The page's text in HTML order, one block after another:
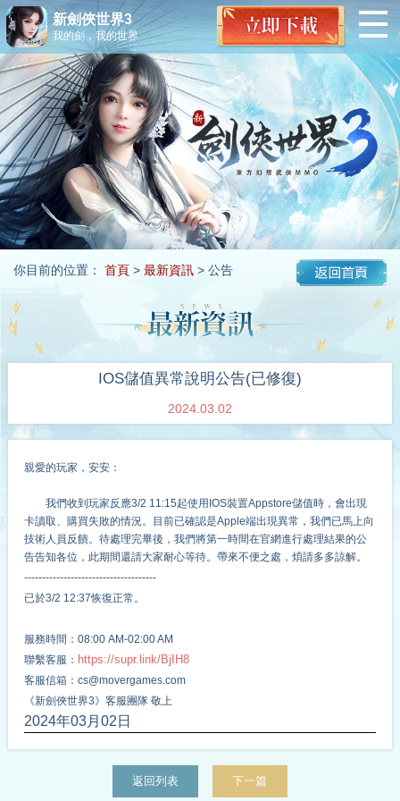
新劍俠世界3
我的劍，我的世界
你目前的位置： 首頁> 最新資訊> 公告
IOS儲值異常說明公告(已修復)
2024.03.02
親愛的玩家，安安：
我們收到玩家反應3/2 11:15起使用IOS裝置Appstore儲值時，會出現
卡讀取、購買失敗的情況。目前已確認是Apple端出現異常，我們已馬上向
技術人員反饋。待處理完畢後，我們將第一時間在官網進行處理結果的公
告告知各位，此期間還請大家耐心等待。帶來不便之處，煩請多多諒解。
-------------------------------------
已於3/2 12:37恢復正常。
服務時間： 08:00 AM-02:00 AM
聯繫客服： https://supr.link/BjIH8
客服信箱： cs@movergames.com
《新劍俠世界3》客服團隊 敬上
2024年03月 02 日
返回列表 下一篇